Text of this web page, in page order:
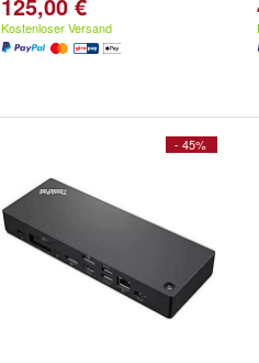
Kostenloser Versand
- 45%